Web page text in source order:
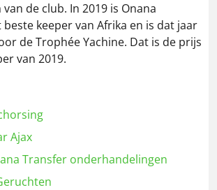
de club. In 2019 is Onana
keeper van Afrika en is dat jaar
de Trophée Yachine. Dat is de prijs
van 2019.
Ajax
Transfer onderhandelingen